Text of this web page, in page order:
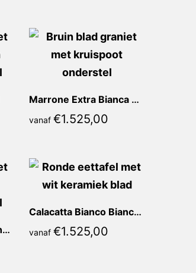
Marrone Extra Bianca Rond
vanaf €1.525,00
Calacatta Macchia Bianca Rond
Calacatta Bianco Bianca Rond
vanaf €1.525,00